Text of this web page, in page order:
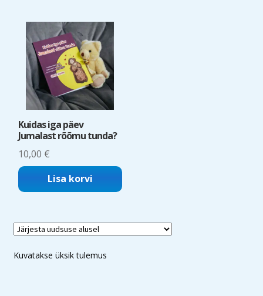
Kuidas iga päev
Jumalast rõõmu tunda?
10,00 €
Lisa korvi
Kuvatakse üksik tulemus